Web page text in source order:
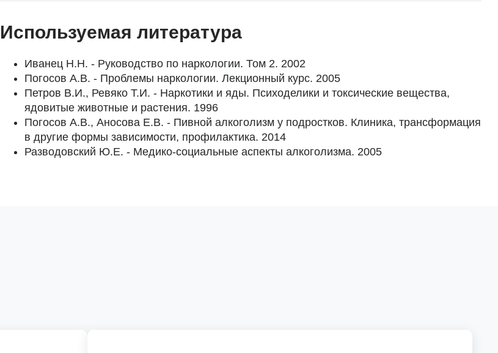
Используемая литература
Иванец Н.Н. - Руководство по наркологии. Том 2. 2002
Погосов А.В. - Проблемы наркологии. Лекционный курс. 2005
Петров В.И., Ревяко Т.И. - Наркотики и яды. Психоделики и токсические вещества,
ядовитые животные и растения. 1996
Погосов А.В., Аносова Е.В. - Пивной алкоголизм у подростков. Клиника, трансформация
в другие формы зависимости, профилактика. 2014
Разводовский Ю.Е. - Медико-социальные аспекты алкоголизма. 2005